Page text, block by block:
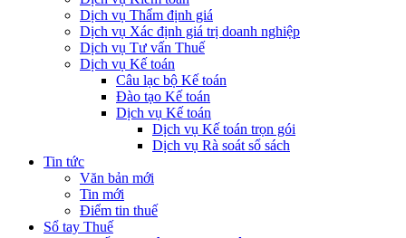
Dịch vụ Thẩm định giá
Dịch vụ Xác định giá trị doanh nghiệp
Dịch vụ Tư vấn Thuế
Dịch vụ Kế toán
Câu lạc bộ Kế toán
Đào tạo Kế toán
Dịch vụ Kế toán
Dịch vụ Kế toán trọn gói
Dịch vụ Rà soát sổ sách
Tin tức
Văn bản mới
Tin mới
Điểm tin thuế
Sổ tay Thuế